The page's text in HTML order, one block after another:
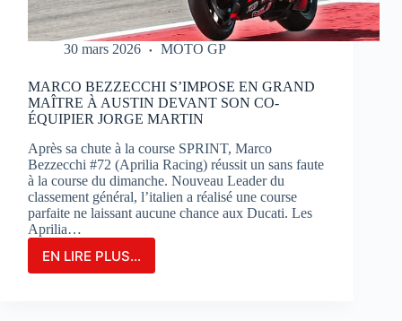
30 mars 2026 MOTO GP
MARCO BEZZECCHI S’IMPOSE EN GRAND
MAÎTRE À AUSTIN DEVANT SON CO-
ÉQUIPIER JORGE MARTIN
Après sa chute à la course SPRINT, Marco
Bezzecchi #72 (Aprilia Racing) réussit un sans faute
à la course du dimanche. Nouveau Leader du
classement général, l’italien a réalisé une course
parfaite ne laissant aucune chance aux Ducati. Les
Aprilia…
EN LIRE PLUS...
MARCO